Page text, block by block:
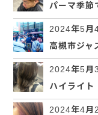
パーマ季節
2024年5月
高槻市ジャ
2024年5月
ハイライト
2024年4月